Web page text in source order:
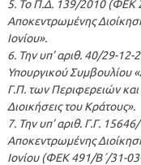
5. Το Π.Δ. 139/2010 (ΦΕΚ
Αποκεντρωμένης
Ιονίου».
6. Την υπ’ αριθ. 40/29-
Υπουργικού Συμβουλίου
Γ.Π. των Περιφερειών και
Διοικήσεις του Κράτους».
7. Την υπ’ αριθ. Γ.Γ.
Αποκεντρωμένης
Ιονίου (ΦΕΚ 491/Β΄/31-